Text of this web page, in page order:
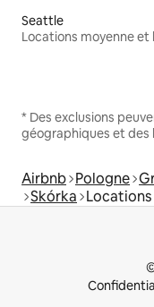
Seattle
* Des exclusions
géographiques et des
Airbnb Pologne
Skórka